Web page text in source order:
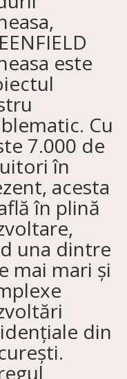
este
Cu
7.000 de
în
acesta
în plină
una dintre
mai mari și
din